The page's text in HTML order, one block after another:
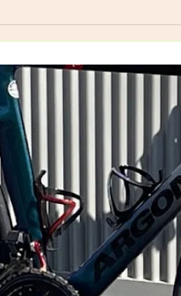
Index ウェットスー